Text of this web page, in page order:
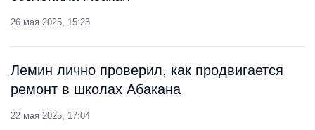
26 мая 2025, 15:23
Лемин лично проверил, как продвигается
ремонт в школах Абакана
22 мая 2025, 17:04